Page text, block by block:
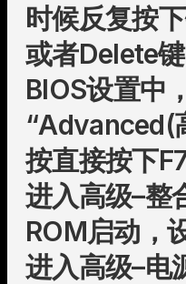
时候反复按
或者Delete
BIOS设置中
“Advanced(
按直接按下F7
进入高级–整
ROM启动，
进入高级–电